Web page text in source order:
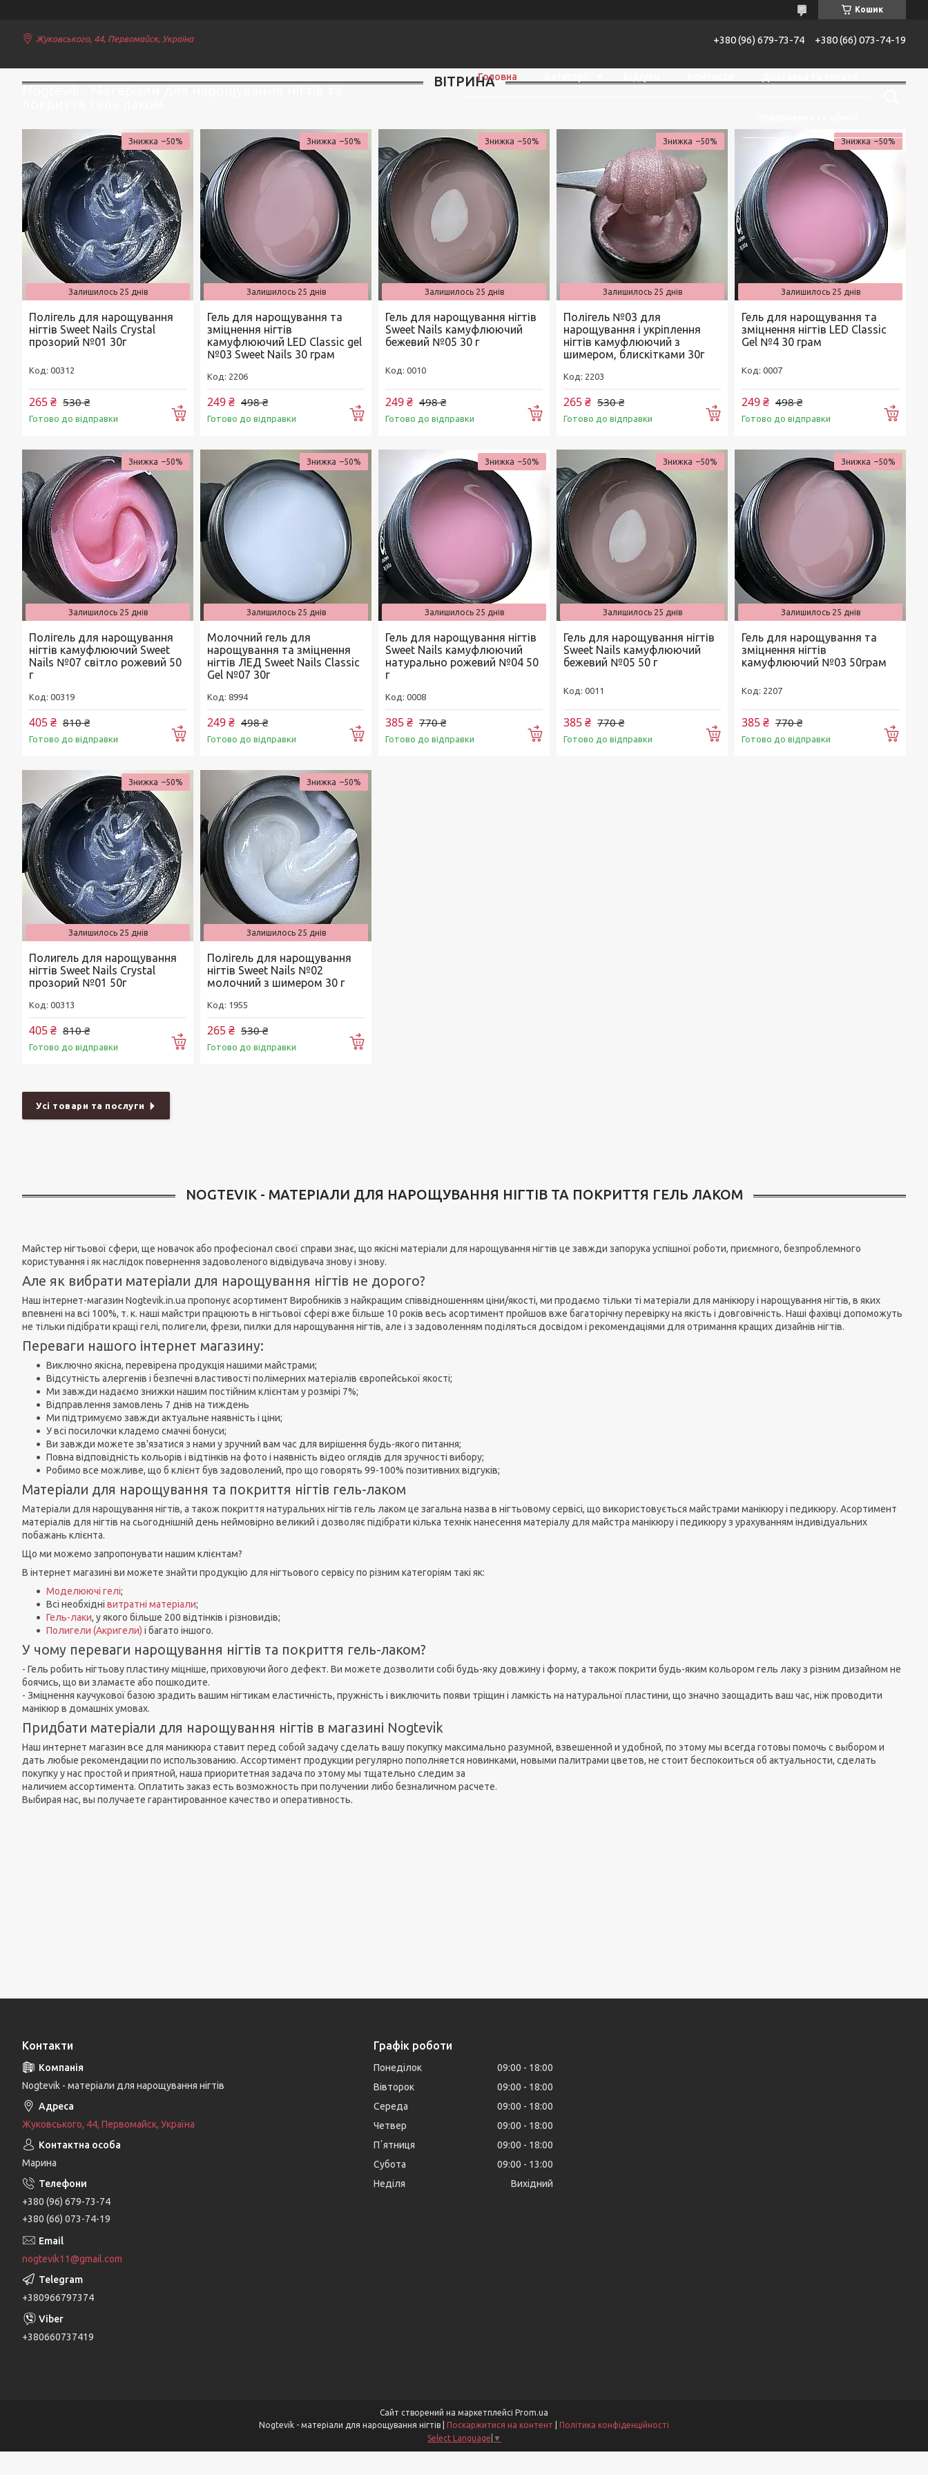
Кошик
Жуковського, 44, Первомайск, Україна +380 (96) 679-73-74 +380 (66) 073-74-19
Головна
ВІТРИНА
–50%
Залишилось 25 днів
Полігель для нарощування
нігтів Sweet Nails Crystal
прозорий №01 30г
00312
530 ₴
265 ₴
Готово до відправки Купити
–50%
Залишилось 25 днів
Гель для нарощування та
зміцнення нігтів
камуфлюючий LED Classic gel
№03 Sweet Nails 30 грам
2206
498 ₴
249 ₴
Готово до відправки Купити
–50%
Залишилось 25 днів
Гель для нарощування нігтів
Sweet Nails камуфлюючий
бежевий №05 30 г
0010
498 ₴
249 ₴
Готово до відправки Купити
–50%
Залишилось 25 днів
Полігель №03 для
нарощування і укріплення
нігтів камуфлюючий з
шимером, блискітками 30г
2203
530 ₴
265 ₴
Готово до відправки Купити
–50%
Залишилось 25 днів
Гель для нарощування та
зміцнення нігтів LED Classic
Gel №4 30 грам
0007
498 ₴
249 ₴
Готово до відправки
–50%
Залишилось 25 днів
Полігель для нарощування
нігтів камуфлюючий Sweet
Nails №07 світло рожевий 50
г
00319
810 ₴
405 ₴
Готово до відправки Купити
–50%
Залишилось 25 днів
Молочний гель для
нарощування та зміцнення
нігтів ЛЕД Sweet Nails Classic
Gel №07 30г
8994
498 ₴
249 ₴
Готово до відправки Купити
–50%
Залишилось 25 днів
Гель для нарощування нігтів
Sweet Nails камуфлюючий
натурально рожевий №04 50
г
0008
770 ₴
385 ₴
Готово до відправки Купити
–50%
Залишилось 25 днів
Гель для нарощування нігтів
Sweet Nails камуфлюючий
бежевий №05 50 г
0011
770 ₴
385 ₴
Готово до відправки Купити
–50%
Залишилось 25 днів
Гель для нарощування та
зміцнення нігтів
камуфлюючий №03 50грам
2207
770 ₴
385 ₴
Готово до відправки
–50%
Залишилось 25 днів
Полигель для нарощування
нігтів Sweet Nails Crystal
прозорий №01 50г
00313
810 ₴
405 ₴
Готово до відправки Купити
–50%
Залишилось 25 днів
Полігель для нарощування
нігтів Sweet Nails №02
молочний з шимером 30 г
1955
530 ₴
265 ₴
Готово до відправки
Усі товари та послуги
NOGTEVIK - МАТЕРІАЛИ ДЛЯ НАРОЩУВАННЯ НІГТІВ ТА ПОКРИТТЯ ГЕЛЬ ЛАКОМ
Майстер нігтьової сфери, ще новачок або професіонал своєї справи знає, що якісні матеріали для нарощування нігтів це завжди запорука успішної роботи, приємного, безпроблемного
користування і як наслідок повернення задоволеного відвідувача знову і знову.
Але як вибрати матеріали для нарощування нігтів не дорого?
Наш інтернет-магазин Nogtevik.in.ua пропонує асортимент Виробників з найкращим співвідношенням ціни/якості, ми продаємо тільки ті матеріали для манікюру і нарощування нігтів, в яких
впевнені на всі 100%, т. к. наші майстри працюють в нігтьової сфері вже більше 10 років весь асортимент пройшов вже багаторічну перевірку на якість і довговічність. Наші фахівці допоможуть
не тільки підібрати кращі гелі, полигели, фрези, пилки для нарощування нігтів, але і з задоволенням поділяться досвідом і рекомендаціями для отримання кращих дизайнів нігтів.
Переваги нашого інтернет магазину:
Виключно якісна, перевірена продукція нашими майстрами;
Відсутність алергенів і безпечні властивості полімерних матеріалів європейської якості;
Ми завжди надаємо знижки нашим постійним клієнтам у розмірі 7%;
Відправлення замовлень 7 днів на тиждень
Ми підтримуємо завжди актуальне наявність і ціни;
У всі посилочки кладемо смачні бонуси;
Ви завжди можете зв'язатися з нами у зручний вам час для вирішення будь-якого питання;
Повна відповідність кольорів і відтінків на фото і наявність відео оглядів для зручності вибору;
Робимо все можливе, що б клієнт був задоволений, про що говорять 99-100% позитивних відгуків;
Матеріали для нарощування та покриття нігтів гель-лаком
Матеріали для нарощування нігтів, а також покриття натуральних нігтів гель лаком це загальна назва в нігтьовому сервісі, що використовується майстрами манікюру і педикюру. Асортимент
матеріалів для нігтів на сьогоднішній день неймовірно великий і дозволяє підібрати кілька технік нанесення матеріалу для майстра манікюру і педикюру з урахуванням індивідуальних
побажань клієнта.
Що ми можемо запропонувати нашим клієнтам?
В інтернет магазині ви можете знайти продукцію для нігтьового сервісу по різним категоріям такі як:
Моделюючі гелі;
Всі необхідні витратні матеріали;
Гель-лаки, у якого більше 200 відтінків і різновидів;
Полигели (Акригели) і багато іншого.
У чому переваги нарощування нігтів та покриття гель-лаком?
- Гель робить нігтьову пластину міцніше, приховуючи його дефект. Ви можете дозволити собі будь-яку довжину і форму, а також покрити будь-яким кольором гель лаку з різним дизайном не
боячись, що ви зламаєте або пошкодите.
- Зміцнення каучукової базою зрадить вашим нігтикам еластичність, пружність і виключить появи тріщин і ламкість на натуральної пластини, що значно заощадить ваш час, ніж проводити
манікюр в домашніх умовах.
Придбати матеріали для нарощування нігтів в магазині Nogtevik
Наш интернет магазин все для маникюра ставит перед собой задачу сделать вашу покупку максимально разумной, взвешенной и удобной, по этому мы всегда готовы помочь с выбором и
дать любые рекомендации по использованию. Ассортимент продукции регулярно пополняется новинками, новыми палитрами цветов, не стоит беспокоиться об актуальности, сделать
покупку у нас простой и приятной, наша приоритетная задача по этому мы тщательно следим за
наличием ассортимента. Оплатить заказ есть возможность при получении либо безналичном расчете.
Выбирая нас, вы получаете гарантированное качество и оперативность.
Контакти
Nogtevik - матеріали для нарощування нігтів
Жуковського, 44, Первомайск, Україна
Марина
+380 (96) 679-73-74
+380 (66) 073-74-19
nogtevik11@gmail.com
+380966797374
+380660737419
Графік роботи
Понеділок 09:00
18:00
Вівторок
09:00
18:00
Середа
09:00
18:00
Четвер
09:00
18:00
Пʼятниця
09:00
18:00
Субота
09:00
13:00
Неділя
Вихідний
Сайт створений на маркетплейсі Prom.ua
Поскаржитися на контент
Політика конфіденційності
Select Language ▼